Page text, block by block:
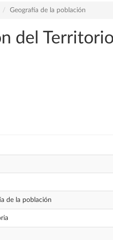
Geografía de la población
del
de la población